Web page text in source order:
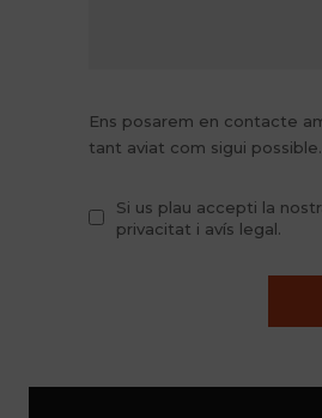
tant aviat com sigui possible.
privacitat i avís legal.